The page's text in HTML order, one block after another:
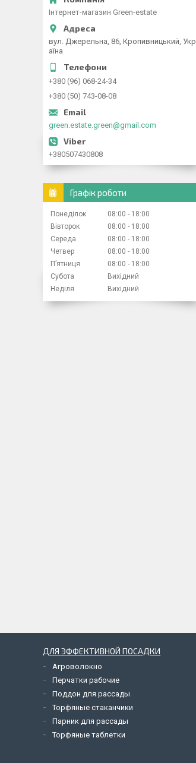
Інтернет-магазин Green-estate
вул. Джерельна, 86, Кропивницький, Укр
аїна
+380 (96) 068-24-34
+380 (50) 743-08-08
green.estate.green@gmail.com
+380507430808
Графік роботи
Понеділок 08:00
18:00
Вівторок
08:00
18:00
Середа
08:00
18:00
Четвер
08:00
18:00
Пʼятниця
08:00
18:00
Субота
Вихідний
Неділя
Вихідний
ДЛЯ ЭФФЕКТИВНОЙ ПОСАДКИ
Агроволокно
Перчатки рабочие
Поддон для рассады
Торфяные стаканчики
Парник для рассады
Торфяные таблетки